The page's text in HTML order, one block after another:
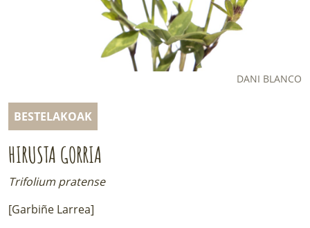
LURRAREN AGENDA
DANI BLANCO
BESTELAKOAK
HIRUSTA GORRIA
Trifolium pratense
[Garbiñe Larrea]